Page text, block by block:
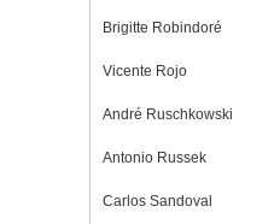
Brigitte Robindoré
Vicente Rojo
André Ruschkowski
Antonio Russek
Carlos Sandoval